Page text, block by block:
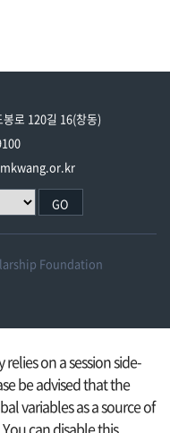
로 120길 16(창동)
GO
Foundation
on a session side-
be advised that the
variables as a source of